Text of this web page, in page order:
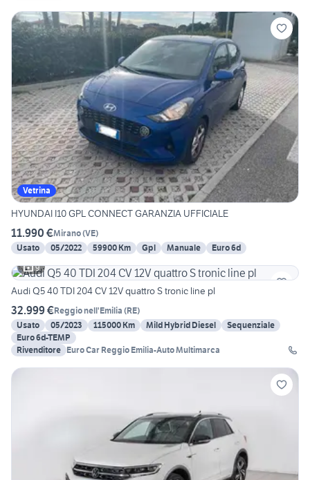
Vetrina
HYUNDAI I10 GPL CONNECT GARANZIA UFFICIALE
11.990 €Mirano(VE)
Usato
05/2022 59900 Km Gpl Manuale
Euro 6d
9
Audi Q5 40 TDI 204 CV 12V quattro S tronic line pl
32.999 €Reggio nell'Emilia (RE)
Usato
05/2023 115000 Km Mild Hybrid Diesel
Sequenziale
Euro 6d-TEMP
Rivenditore Euro Car Reggio Emilia-Auto Multimarca